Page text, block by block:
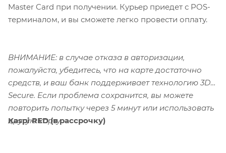
Master Card при получении. Курьер приедет с POS-
терминалом, и вы сможете легко провести оплату.
ВНИМАНИЕ: в случае отказа в авторизации,
пожалуйста, убедитесь, что на карте достаточно
средств, и ваш банк поддерживает технологию 3D-
Secure. Если проблема сохранится, вы можете
повторить попытку через 5 минут или использовать
другую карту.
Kaspi RED (в рассрочку)